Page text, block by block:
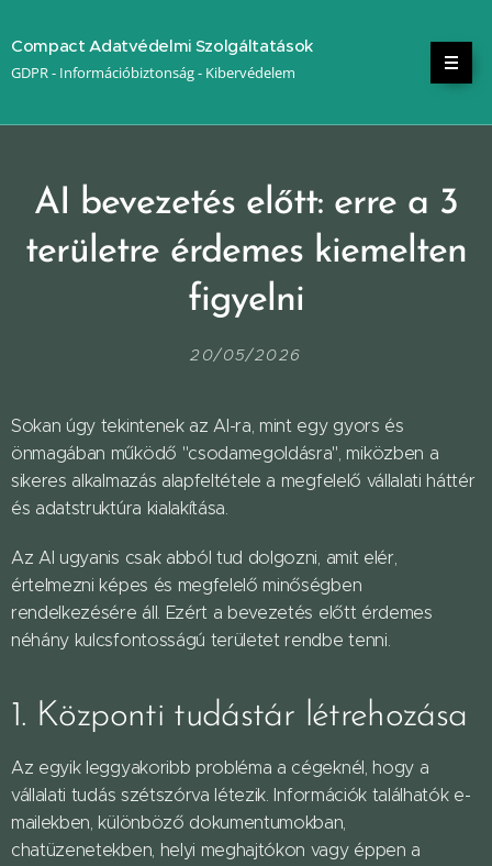
Compact Adatvédelmi Szolgáltatások
GDPR - Információbiztonság - Kibervédelem
AI bevezetés előtt: erre a 3
területre érdemes kiemelten
figyelni
20/05/2026
Sokan úgy tekintenek az AI-ra, mint egy gyors és
önmagában működő "csodamegoldásra", miközben a
sikeres alkalmazás alapfeltétele a megfelelő vállalati háttér
és adatstruktúra kialakítása.
Az AI ugyanis csak abból tud dolgozni, amit elér,
értelmezni képes és megfelelő minőségben
rendelkezésére áll. Ezért a bevezetés előtt érdemes
néhány kulcsfontosságú területet rendbe tenni.
1. Központi tudástár létrehozása
Az egyik leggyakoribb probléma a cégeknél, hogy a
vállalati tudás szétszórva létezik. Információk találhatók e-
mailekben, különböző dokumentumokban,
chatüzenetekben, helyi meghajtókon vagy éppen a